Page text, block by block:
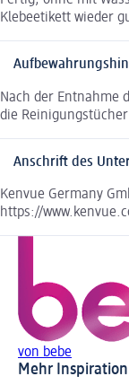
Klebeetikett wieder
Nach der Entnahme
die
Anschrift des
Kenvue Germany
https://
von bebe
Mehr